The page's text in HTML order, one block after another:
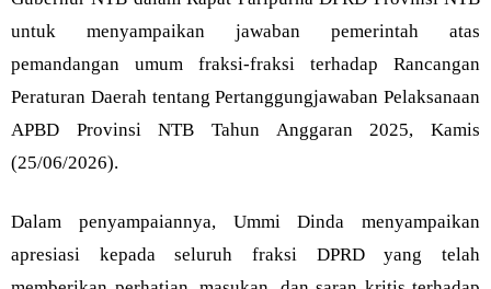
untuk menyampaikan jawaban pemerintah atas
pemandangan umum fraksi-fraksi terhadap Rancangan
Peraturan Daerah tentang Pertanggungjawaban Pelaksanaan
APBD Provinsi NTB Tahun Anggaran 2025, Kamis
(25/06/2026).
Dalam penyampaiannya, Ummi Dinda menyampaikan
apresiasi kepada seluruh fraksi DPRD yang telah